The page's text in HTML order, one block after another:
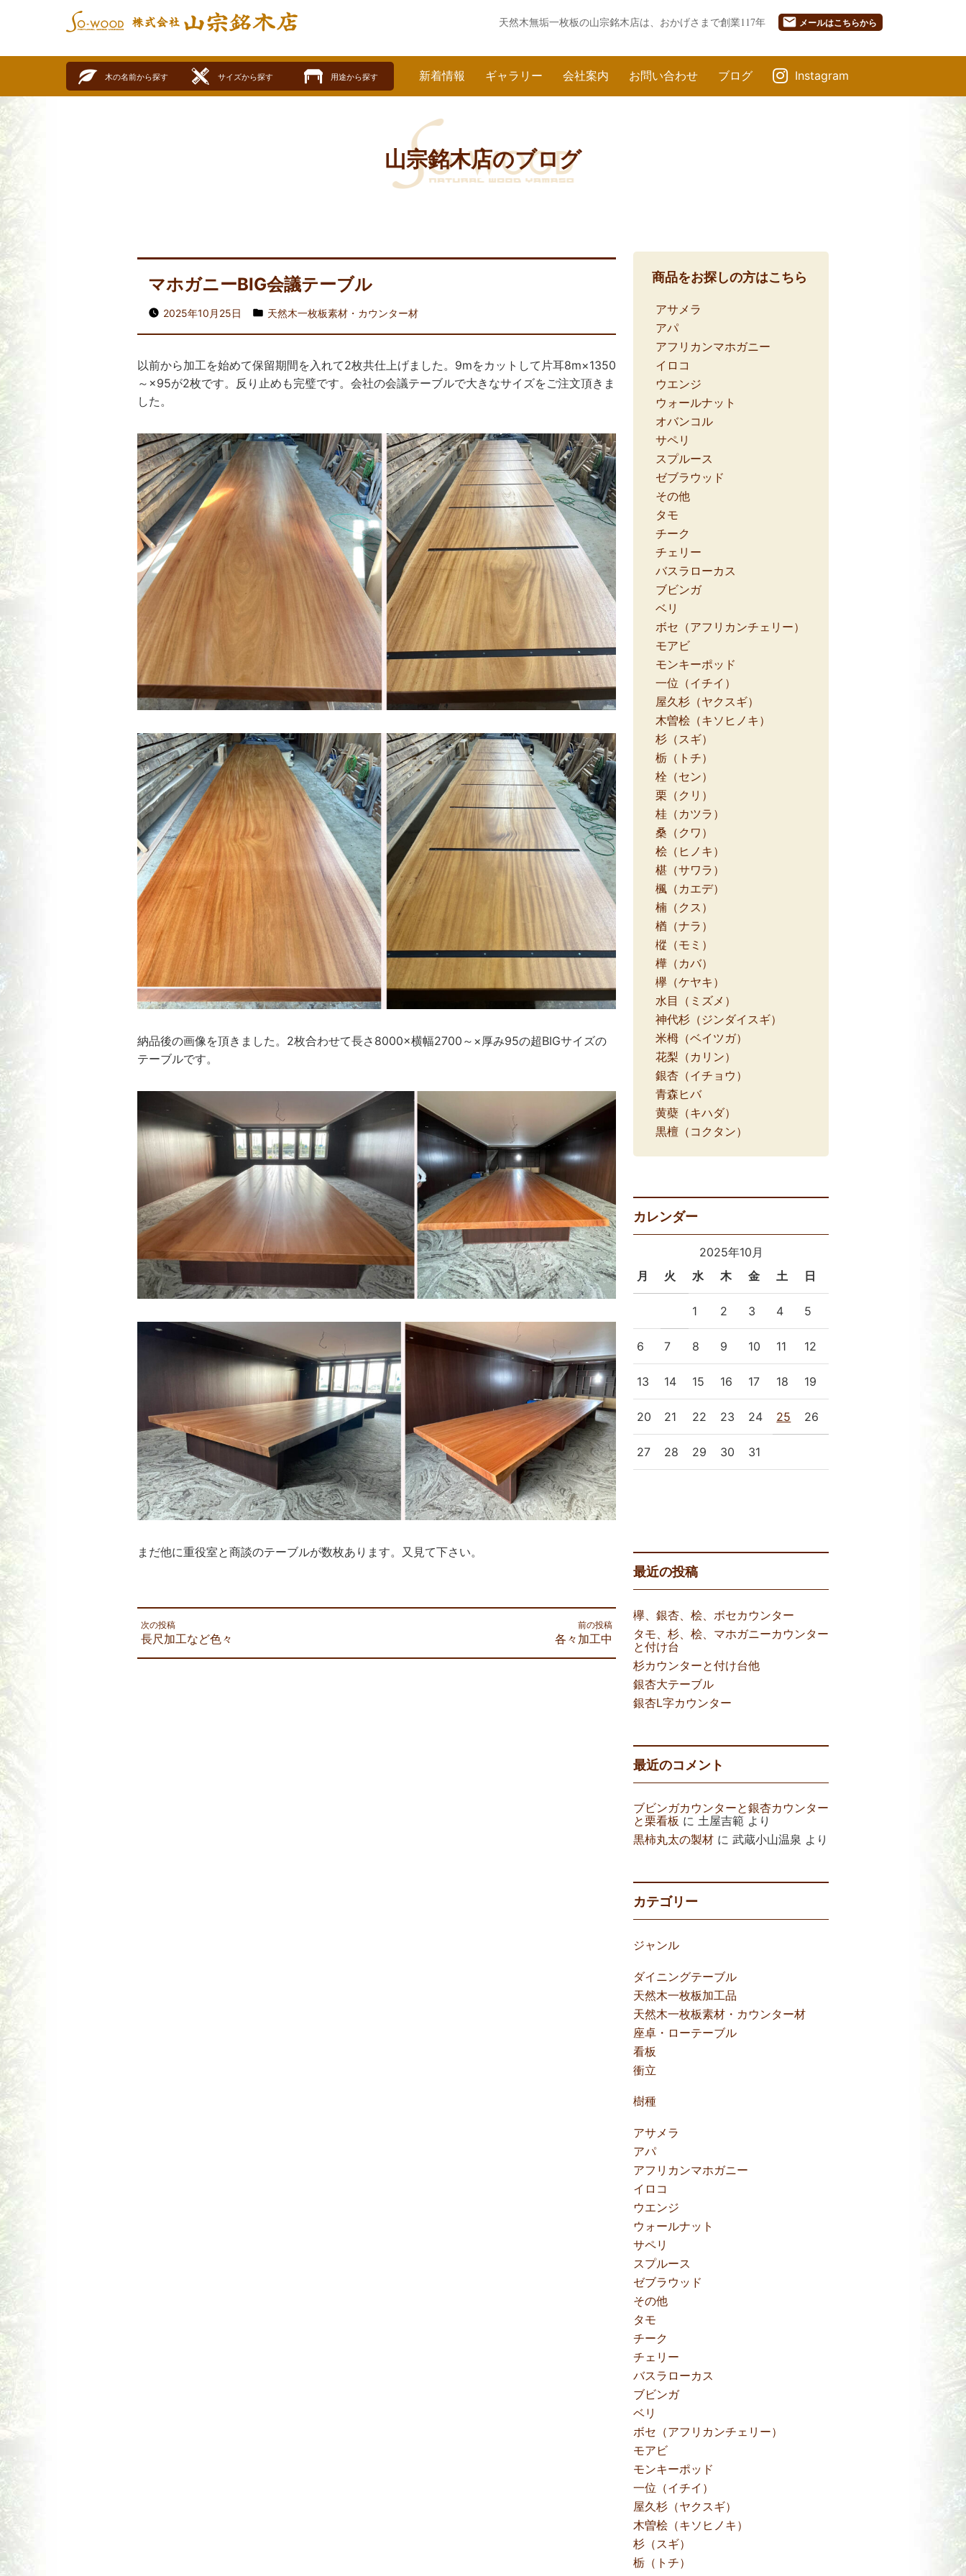
天然木無垢一枚板の山宗銘木店は、おかげさまで創業117年 mail メールはこちらから
木の名前から探す サイズから探す 用途から探す 新着情報 ギャラリー 会社案内 お問い合わせ ブログ Instagram
山宗銘木店のブログ
マホガニーBIG会議テーブル
2025年10月25日 天然木一枚板素材・カウンター材
以前から加工を始めて保留期間を入れて2枚共仕上げました。9mをカットして片耳8m×1350
～×95が2枚です。反り止めも完璧です。会社の会議テーブルで大きなサイズをご注文頂きま
した。
納品後の画像を頂きました。2枚合わせて長さ8000×横幅2700～×厚み95の超BIGサイズの
テーブルです。
まだ他に重役室と商談のテーブルが数枚あります。又見て下さい。
前の投稿
各々加工中
次の投稿
長尺加工など色々
商品をお探しの方はこちら
アサメラ
アパ
アフリカンマホガニー
イロコ
ウエンジ
ウォールナット
オバンコル
サペリ
スプルース
ゼブラウッド
その他
タモ
チーク
チェリー
バスラローカス
ブビンガ
ベリ
ボセ（アフリカンチェリー）
モアビ
モンキーポッド
一位（イチイ）
屋久杉（ヤクスギ）
木曽桧（キソヒノキ）
杉（スギ）
栃（トチ）
栓（セン）
栗（クリ）
桂（カツラ）
桑（クワ）
桧（ヒノキ）
椹（サワラ）
楓（カエデ）
楠（クス）
楢（ナラ）
樅（モミ）
樺（カバ）
欅（ケヤキ）
水目（ミズメ）
神代杉（ジンダイスギ）
米栂（ベイツガ）
花梨（カリン）
銀杏（イチョウ）
青森ヒバ
黄蘗（キハダ）
黒檀（コクタン）
カレンダー
2025年10月
月
火 水 木 金 土 日
1 2 3 4 5
6 7 8 9 10 11 12
13 14 15 16 17 18 19
20 21 22 23 24 25 26
27 28 29 30 31
最近の投稿
欅、銀杏、桧、ボセカウンター
タモ、杉、桧、マホガニーカウンター
と付け台
杉カウンターと付け台他
銀杏大テーブル
銀杏L字カウンター
最近のコメント
ブビンガカウンターと銀杏カウンター
と栗看板 に土屋吉範 より
黒柿丸太の製材 に武蔵小山温泉 より
カテゴリー
ジャンル
ダイニングテーブル
天然木一枚板加工品
天然木一枚板素材・カウンター材
座卓・ローテーブル
看板
衝立
樹種
アサメラ
アパ
アフリカンマホガニー
イロコ
ウエンジ
ウォールナット
サペリ
スプルース
ゼブラウッド
その他
タモ
チーク
チェリー
バスラローカス
ブビンガ
ベリ
ボセ（アフリカンチェリー）
モアビ
モンキーポッド
一位（イチイ）
屋久杉（ヤクスギ）
木曽桧（キソヒノキ）
杉（スギ）
栃（トチ）